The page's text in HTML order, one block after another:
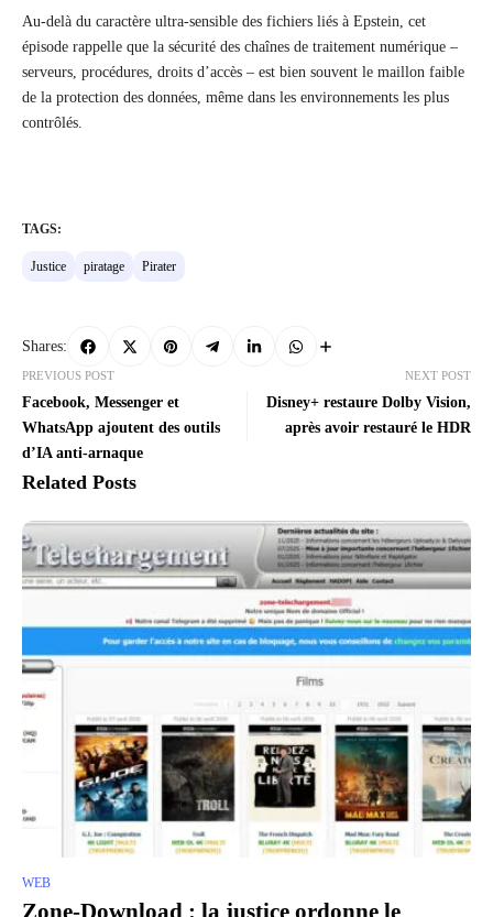
Au-delà du caractère ultra-sensible des fichiers liés à Epstein, cet
épisode rappelle que la sécurité des chaînes de traitement numérique –
serveurs, procédures, droits d’accès – est bien souvent le maillon faible
de la protection des données, même dans les environnements les plus
contrôlés.
TAGS:
Justice piratage Pirater
Shares:
PREVIOUS POST
Facebook, Messenger et
WhatsApp ajoutent des outils
d’IA anti-arnaque
NEXT POST
Disney+ restaure Dolby Vision,
après avoir restauré le HDR
Related Posts
WEB